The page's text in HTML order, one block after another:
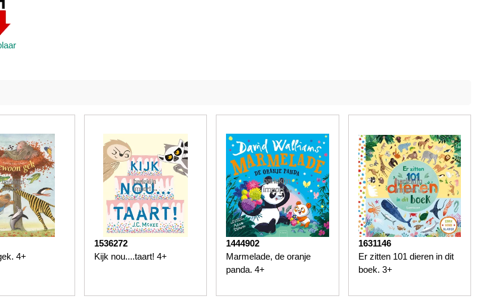
4+
1536272
Kijk nou....taart! 4+
1444902
Marmelade, de oranje
panda. 4+
1631146
Er zitten 101 dieren in dit
boek. 3+